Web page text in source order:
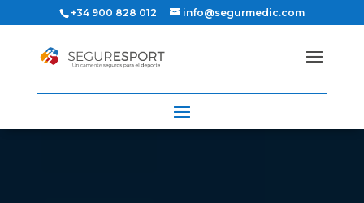
+34 900 828 012 info@segurmedic.com